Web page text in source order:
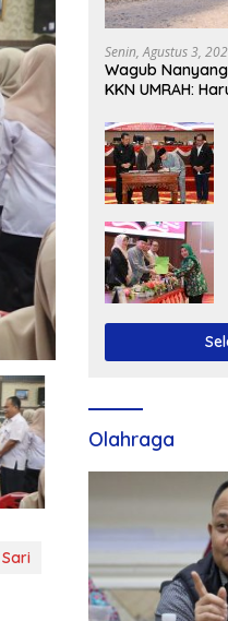
Senin, Agustus 3,
Wagub
KKN UMRAH:
Olahraga